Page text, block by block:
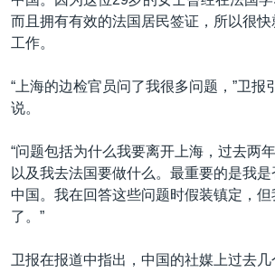
而且拥有有效的法国居民签证，所以很
工作。
“上海的边检官员问了我很多问题，”卫报
说。
“问题包括为什么我要离开上海，过去两
以及我去法国要做什么。最重要的是我
中国。我在回答这些问题时假装镇定，
了。”
卫报在报道中指出，中国的社媒上过去几